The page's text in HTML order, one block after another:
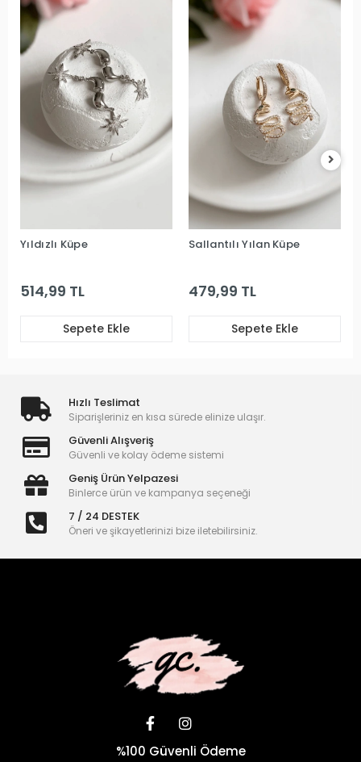
Yıldızlı Küpe
514,99 TL
Sepete Ekle
Sallantılı Yılan Küpe
479,99 TL
Sepete Ekle
Hızlı Teslimat
Siparişleriniz en kısa sürede elinize ulaşır.
Güvenli Alışveriş
Güvenli ve kolay ödeme sistemi
Geniş Ürün Yelpazesi
Binlerce ürün ve kampanya seçeneği
7 / 24 DESTEK
Öneri ve şikayetlerinizi bize iletebilirsiniz.
%100 Güvenli Ödeme